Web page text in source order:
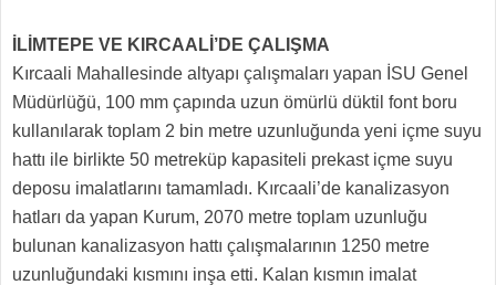
İLİMTEPE VE KIRCAALİ’DE ÇALIŞMA
Kırcaali Mahallesinde altyapı çalışmaları yapan İSU Genel
Müdürlüğü, 100 mm çapında uzun ömürlü düktil font boru
kullanılarak toplam 2 bin metre uzunluğunda yeni içme suyu
hattı ile birlikte 50 metreküp kapasiteli prekast içme suyu
deposu imalatlarını tamamladı. Kırcaali’de kanalizasyon
hatları da yapan Kurum, 2070 metre toplam uzunluğu
bulunan kanalizasyon hattı çalışmalarının 1250 metre
uzunluğundaki kısmını inşa etti. Kalan kısmın imalat